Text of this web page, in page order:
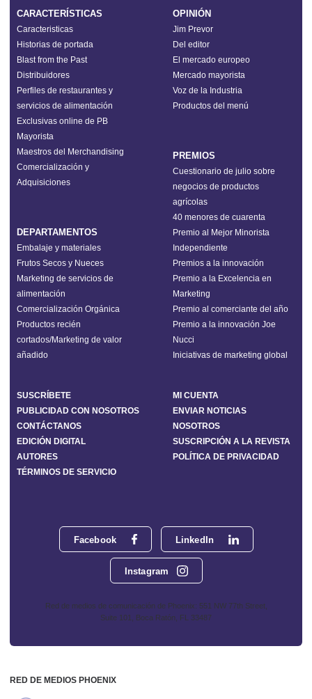
Facebook LinkedIn
Instagram
Red de medios de comunicación de Phoenix: 551 NW 77th Street,
Suite 101, Boca Ratón, FL 33487
CARACTERÍSTICAS
Caracteristicas
Historias de portada
Blast from the Past
Distribuidores
Perfiles de restaurantes y
servicios de alimentación
Exclusivas online de PB
Mayorista
Maestros del Merchandising
Comercialización y
Adquisiciones
DEPARTAMENTOS
Embalaje y materiales
Frutos Secos y Nueces
Marketing de servicios de
alimentación
Comercialización Orgánica
Productos recién
cortados/Marketing de valor
añadido
OPINIÓN
Jim Prevor
Del editor
El mercado europeo
Mercado mayorista
Voz de la Industria
Productos del menú
PREMIOS
Cuestionario de julio sobre
negocios de productos
agrícolas
40 menores de cuarenta
Premio al Mejor Minorista
Independiente
Premios a la innovación
Premio a la Excelencia en
Marketing
Premio al comerciante del año
Premio a la innovación Joe
Nucci
Iniciativas de marketing global
SUSCRÍBETE
MI CUENTA
PUBLICIDAD CON NOSOTROS
ENVIAR NOTICIAS
CONTÁCTANOS
NOSOTROS
EDICIÓN DIGITAL
SUSCRIPCIÓN A LA REVISTA
AUTORES
POLÍTICA DE PRIVACIDAD
TÉRMINOS DE SERVICIO
RED DE MEDIOS PHOENIX